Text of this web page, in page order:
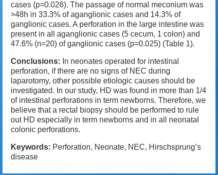
cases (p=0.026). The passage of normal meconium was
>48h in 33.3% of aganglionic cases and 14.3% of
ganglionic cases. A perforation in the large intestine was
present in all aganglionic cases (5 cecum, 1 colon) and
47.6% (n=20) of ganglionic cases (p=0.025) (Table 1).
Conclusions: In neonates operated for intestinal
perforation, if there are no signs of NEC during
laparotomy, other possible etiologic causes should be
investigated. In our study, HD was found in more than 1/4
of intestinal perforations in term newborns. Therefore, we
believe that a rectal biopsy should be performed to rule
out HD especially in term newborns and in all neonatal
colonic perforations.
Keywords: Perforation, Neonate, NEC, Hirschsprung’s
disease